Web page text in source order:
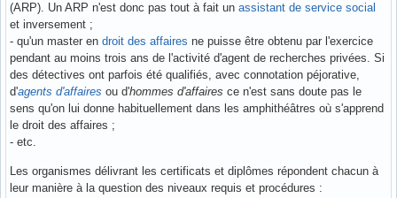
(ARP). Un ARP n'est donc pas tout à fait un assistant de service social
et inversement ;
- qu'un master en droit des affaires ne puisse être obtenu par l'exercice
pendant au moins trois ans de l'activité d'agent de recherches privées. Si
des détectives ont parfois été qualifiés, avec connotation péjorative,
d'agents d'affaires ou d'hommes d'affaires ce n'est sans doute pas le
sens qu'on lui donne habituellement dans les amphithéâtres où s'apprend
le droit des affaires ;
- etc.
Les organismes délivrant les certificats et diplômes répondent chacun à
leur manière à la question des niveaux requis et procédures :